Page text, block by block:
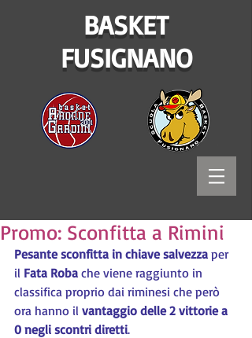
BASKET
FUSIGNANO
Promo: Sconfitta a Rimini
Pesante sconfitta in chiave salvezza per
il Fata Roba che viene raggiunto in
classifica proprio dai riminesi che però
ora hanno il vantaggio delle 2 vittorie a
0 negli scontri diretti.